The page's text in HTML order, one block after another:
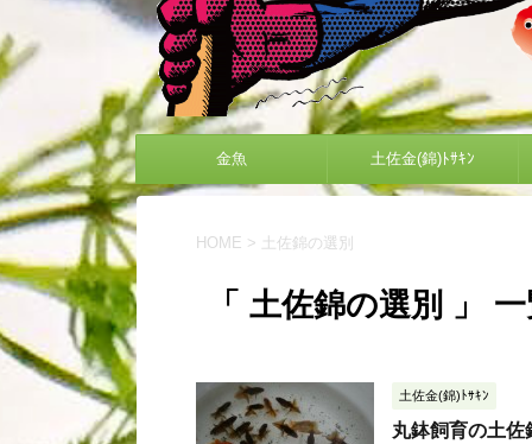
金魚 土佐金(錦)ﾄｻｷﾝ
HOME > 土佐錦の選別
「 土佐錦の選別 」
土佐金(錦)ﾄｻｷﾝ
丸鉢飼育の土